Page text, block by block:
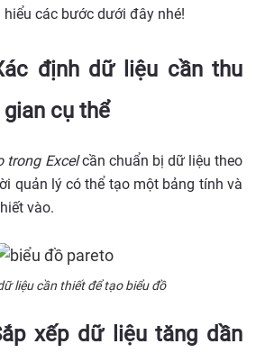
hiểu các bước dưới đây nhé!
định dữ liệu cần thu
cụ thể
trong Excelcần chuẩn bị dữ liệu theo
quản lý có thể tạo một bảng tính và
vào.
liệu cần thiết để tạo biểu đồ
xếp dữ liệu tăng dần